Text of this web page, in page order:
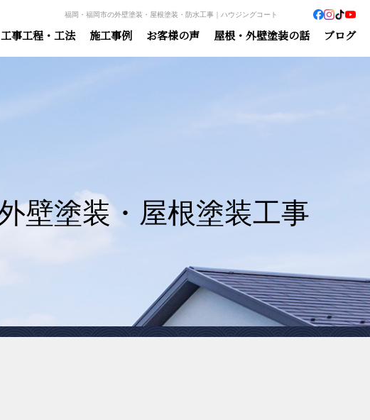
福岡・福岡市の外壁塗装・屋根塗装・防水工事｜ハウジングコート
工事工程・工法 施工事例 お客様の声 屋根・外壁塗装の話 ブログ
壁塗装・屋根塗装工事